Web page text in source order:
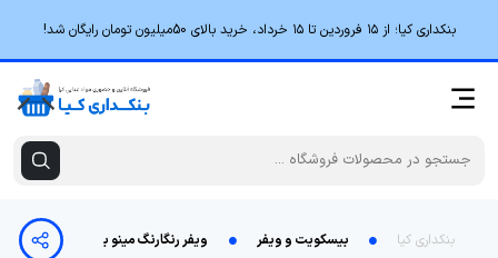
بنکداری کیا؛ از ۱۵ فروردین تا ۱۵ خرداد، خرید بالای 50میلیون تومان رایگان شد!
بنکداری کیا بیسکویت و ویفر ویفر رنگارنگ مینو بسته 35 عددی